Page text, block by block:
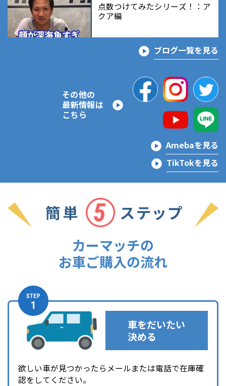
点数つけてみたシリーズ！：ア
クア編
ブログ一覧を見る
その他の
最新情報は
こちら
Amebaを見る
TikTokを見る
カーマッチの
お車ご購入の流れ
車をだいたい
決める
欲しい車が見つかったらメールまたは電話で在庫確
認をしてください。